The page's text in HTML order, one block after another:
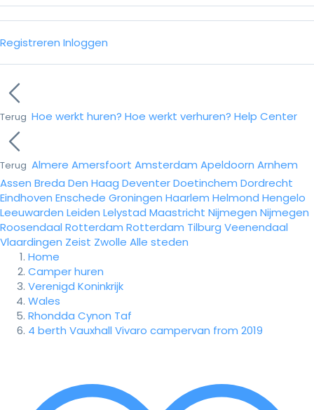
Registreren Inloggen
Terug Hoe werkt huren? Hoe werkt verhuren? Help Center
Terug Almere Amersfoort Amsterdam Apeldoorn Arnhem
Assen Breda Den Haag DeventerDoetinchem Dordrecht
Eindhoven Enschede Groningen Haarlem Helmond Hengelo
Leeuwarden Leiden Lelystad Maastricht Nijmegen Nijmegen
Roosendaal Rotterdam Rotterdam Tilburg Veenendaal
Vlaardingen Zeist Zwolle Alle steden
Home
Camper huren
Verenigd Koninkrijk
Wales
Rhondda Cynon Taf
4 berth Vauxhall Vivaro campervan from 2019